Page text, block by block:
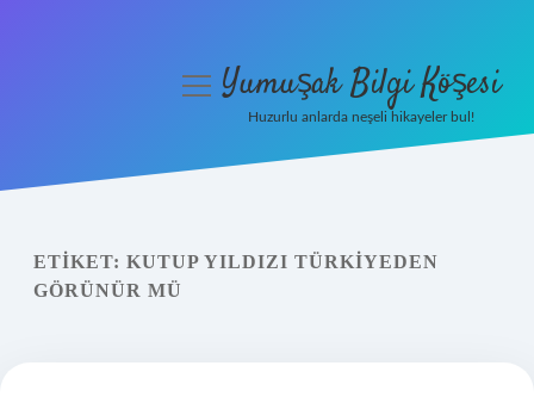
Yasal Uyarı
menüyüYumuşak Bilgi Köşesi
Huzurlu anlarda neşeli hikayeler bul!
ETIKET: KUTUP YILDIZI TÜRKIYEDEN
GÖRÜNÜR MÜ